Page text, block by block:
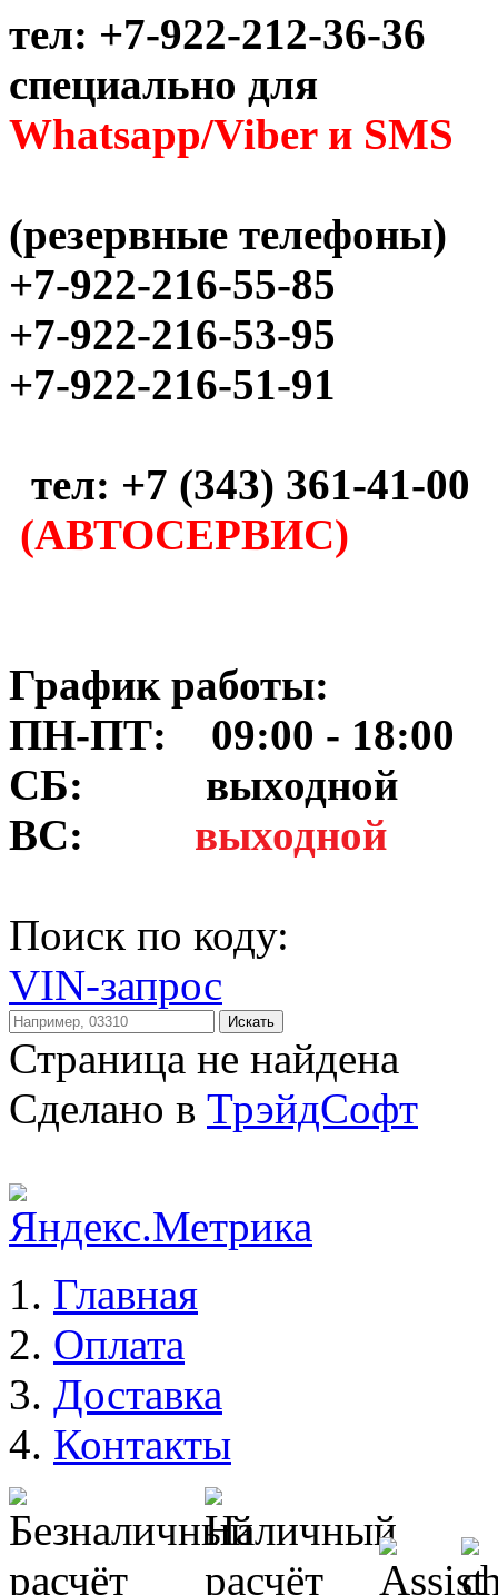
тел: +7-922-212-36-36
специально для
Whatsapp/Viber и SMS
(резервные телефоны)
+7-922-216-55-85
+7-922-216-53-95
+7-922-216-51-91
тел: +7 (343) 361-41-00
(АВТОСЕРВИС)
График работы:
ПН-ПТ: 09:00 - 18:00
СБ:
выходной
ВС: выходной
Поиск по коду:
VIN-запрос
Искать
Страница не найдена
Сделано в ТрэйдСофт
Главная
Оплата
Доставка
Контакты